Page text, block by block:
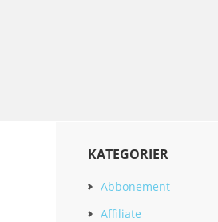
KATEGORIER
Abbonement
Affiliate